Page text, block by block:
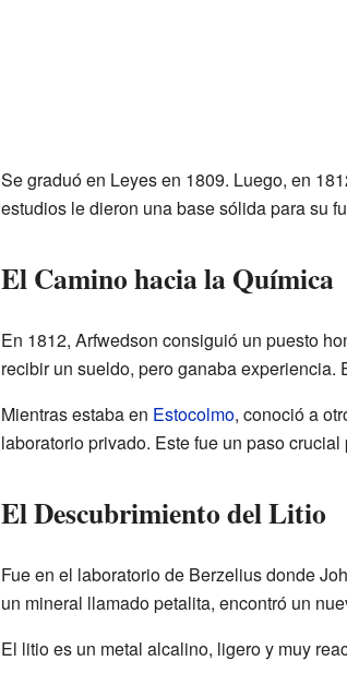
Se graduó en Leyes en 1809. Luego, en
estudios le dieron una base sólida para su
El Camino hacia la Química
En 1812, Arfwedson consiguió un puesto
recibir un sueldo, pero ganaba experiencia.
Mientras estaba en Estocolmo, conoció a
laboratorio privado. Este fue un paso
El Descubrimiento del Litio
Fue en el laboratorio de Berzelius donde
un mineral llamado petalita, encontró un
El litio es un metal alcalino, ligero y muy